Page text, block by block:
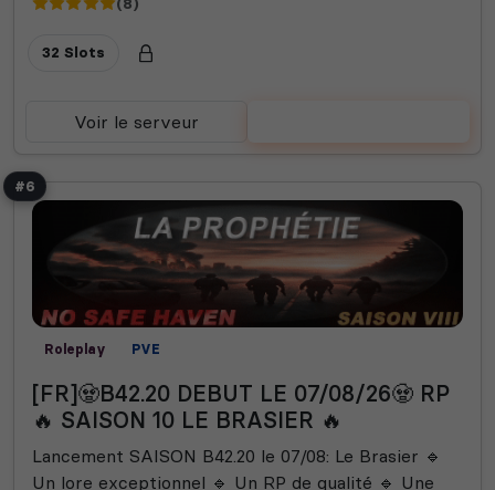
(8)
32 Slots
Voir le serveur
#6
Roleplay PVE
[FR]🧟B42.20 DEBUT LE 07/08/26🧟 RP
🔥 SAISON 10 LE BRASIER 🔥
Lancement SAISON B42.20 le 07/08: Le Brasier 🔹
Un lore exceptionnel 🔹 Un RP de qualité 🔹 Une